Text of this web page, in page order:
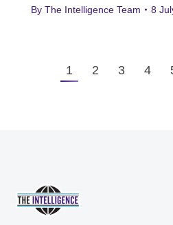
By The Intelligence Team 8
1 2 3 4